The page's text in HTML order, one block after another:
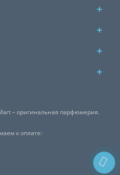
– оригинальная парфюмерия.
к оплате: